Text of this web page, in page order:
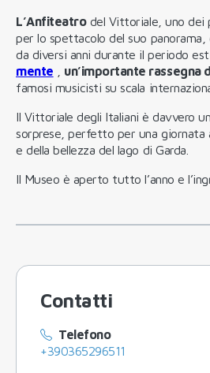
L’Anfiteatrodel Vittoriale, uno dei
per lo spettacolo del suo
da diversi anni durante il periodo
mente
un’importante rassegna
famosi musicisti su scala
Il Vittoriale degli Italiani è davvero
sorprese, perfetto per una giornata
e della bellezza del lago di Garda.
Il Museo è aperto tutto l’anno e
Contatti
Telefono
+390365296511